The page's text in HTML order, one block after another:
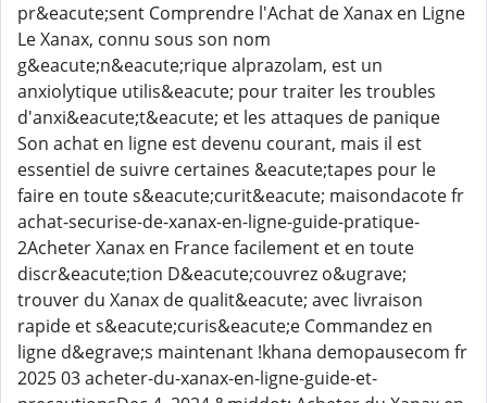
pr&eacute;sent Comprendre l'Achat de Xanax en Ligne
Le Xanax, connu sous son nom
g&eacute;n&eacute;rique alprazolam, est un
anxiolytique utilis&eacute; pour traiter les troubles
d'anxi&eacute;t&eacute; et les attaques de panique
Son achat en ligne est devenu courant, mais il est
essentiel de suivre certaines &eacute;tapes pour le
faire en toute s&eacute;curit&eacute; maisondacote fr
achat-securise-de-xanax-en-ligne-guide-pratique-
2Acheter Xanax en France facilement et en toute
discr&eacute;tion D&eacute;couvrez o&ugrave;
trouver du Xanax de qualit&eacute; avec livraison
rapide et s&eacute;curis&eacute;e Commandez en
ligne d&egrave;s maintenant !khana demopausecom fr
2025 03 acheter-du-xanax-en-ligne-guide-et-